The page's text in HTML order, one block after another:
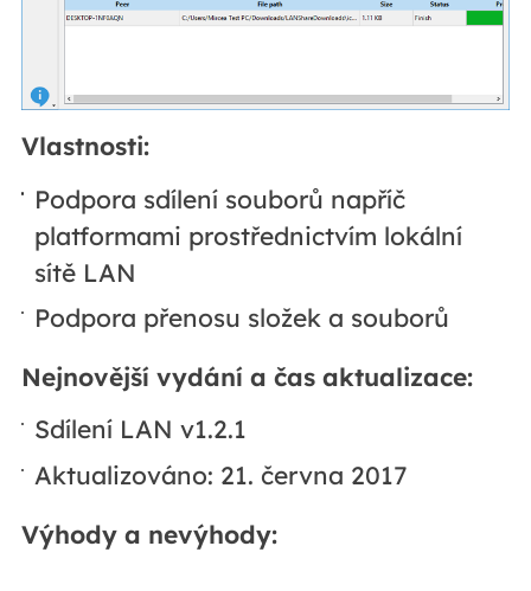
Vlastnosti:
Podpora sdílení souborů napříč
platformami prostřednictvím lokální
sítě LAN
Podpora přenosu složek a souborů
Nejnovější vydání a čas aktualizace:
Sdílení LAN v1.2.1
Aktualizováno: 21. června 2017
Výhody a nevýhody: